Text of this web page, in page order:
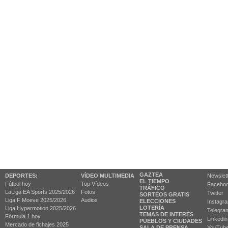
DEPORTES:
Fútbol hoy
LaLiga EA Sports 2025/2026
Liga F Moeve 2025/2026
Liga Hypermotion 2025/2026
Fórmula 1 hoy
Mercado de fichajes 2025
VÍDEO MULTIMEDIA
Top Vídeos
Fotos
Audios
GAZTEA
EL TIEMPO
TRÁFICO
SORTEOS GRATIS
ELECCIONES
LOTERÍA
TEMAS DE INTERÉS
PUEBLOS Y CIUDADES
Twitter
Linkedin